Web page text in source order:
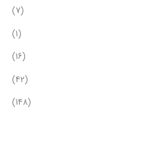
(7)
(1)
(16)
(42)
(148)